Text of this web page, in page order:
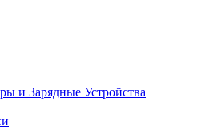
и Зарядные Устройства